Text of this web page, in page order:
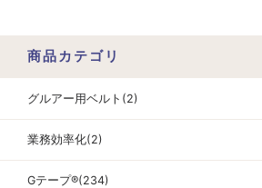
商品カテゴリ
グルアー用ベルト(2)
業務効率化(2)
Gテープ®(234)